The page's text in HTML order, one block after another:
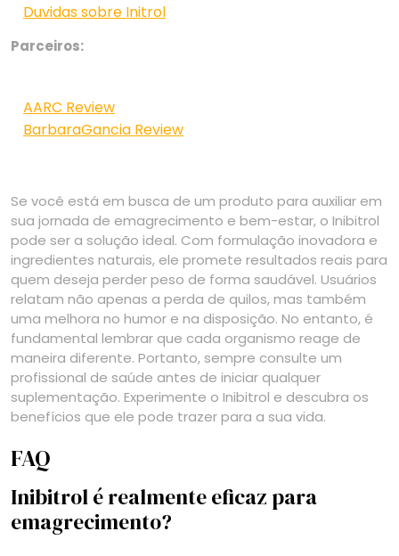
Duvidas sobre Initrol
Parceiros:
AARC Review
BarbaraGancia Review
Se você está em busca de um produto para auxiliar em
sua jornada de emagrecimento e bem-estar, o Inibitrol
pode ser a solução ideal. Com formulação inovadora e
ingredientes naturais, ele promete resultados reais para
quem deseja perder peso de forma saudável. Usuários
relatam não apenas a perda de quilos, mas também
uma melhora no humor e na disposição. No entanto, é
fundamental lembrar que cada organismo reage de
maneira diferente. Portanto, sempre consulte um
profissional de saúde antes de iniciar qualquer
suplementação. Experimente o Inibitrol e descubra os
benefícios que ele pode trazer para a sua vida.
FAQ
Inibitrol é realmente eficaz para
emagrecimento?